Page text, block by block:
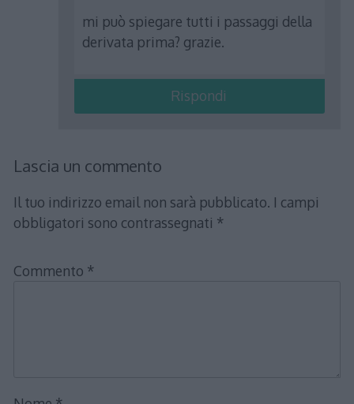
mi può spiegare tutti i passaggi della
derivata prima? grazie.
Rispondi
Lascia un commento
Il tuo indirizzo email non sarà pubblicato. I campi
obbligatori sono contrassegnati *
Commento *